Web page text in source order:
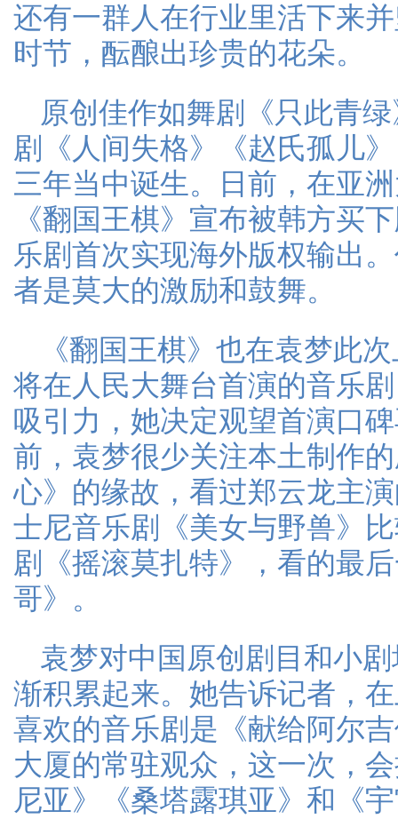
还有一群人在行业里活下来
时节，酝酿出珍贵的花朵。
原创佳作如舞剧《只此青
剧《人间失格》《赵氏孤儿
三年当中诞生。日前，在亚
《翻国王棋》宣布被韩方买
乐剧首次实现海外版权输出
者是莫大的激励和鼓舞。
《翻国王棋》也在袁梦此
将在人民大舞台首演的音乐
吸引力，她决定观望首演口
前，袁梦很少关注本土制作
心》的缘故，看过郑云龙主
士尼音乐剧《美女与野兽》
剧《摇滚莫扎特》，看的最
哥》。
袁梦对中国原创剧目和小
渐积累起来。她告诉记者，
喜欢的音乐剧是《献给阿尔
大厦的常驻观众，这一次，
尼亚》《桑塔露琪亚》和《